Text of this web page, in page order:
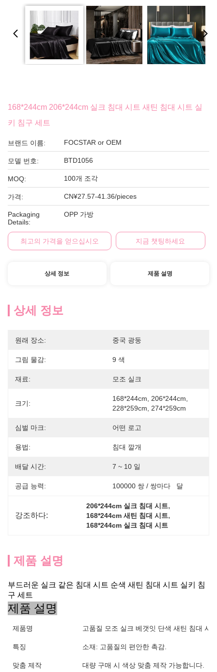
168*244cm 206*244cm 실크 침대 시트 새틴 침대 시트 실
키 침구 세트
브랜드 이름: FOCSTAR or OEM
모델 번호: BTD1056
MOQ: 100개 조각
가격: CN¥27.57-41.36/pieces
Packaging
Details:
OPP 가방
최고의 가격을 얻으십시오 지금 챗팅하세요
상세 정보 제품 설명
상세 정보
원래 장소: 중국 광둥
그림 물감: 9 색
재료: 모조 실크
크기:
168*244cm, 206*244cm,
228*259cm, 274*259cm
심벌 마크: 어떤 로고
용법: 침대 깔개
배달 시간: 7 ~ 10 일
공급 능력: 100000 쌍 / 쌍마다   달
강조하다:
206*244cm 실크 침대 시트,
168*244cm 새틴 침대 시트,
168*244cm 실크 침대 시트
제품 설명
부드러운 실크 같은 침대 시트 순색 새틴 침대 시트 실키 침
구 세트
제품 설명
제품명 고품질 모조 실크 베갯잇 단색 새틴 침대 시
특징 소재: 고품질의 편안한 촉감.
맞춤 제작 대량 구매 시 색상 맞춤 제작 가능합니다.